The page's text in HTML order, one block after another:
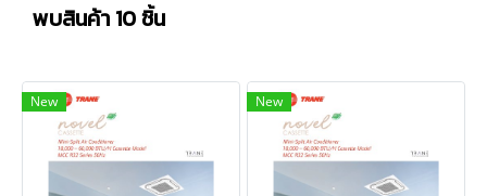
พบสินค้า 10 ชิ้น
New New